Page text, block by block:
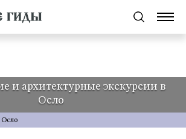
и архитектурные экскурсии в
Осло
Осло